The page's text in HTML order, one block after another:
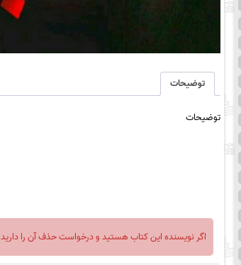
توضیحات
توضیحات
اگر نویسنده این کتاب هستید و درخواست حذف آن را دارید